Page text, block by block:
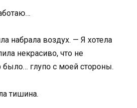
набрала воздух. — Я хотела
некрасиво, что не
было… глупо с моей стороны.
тишина.